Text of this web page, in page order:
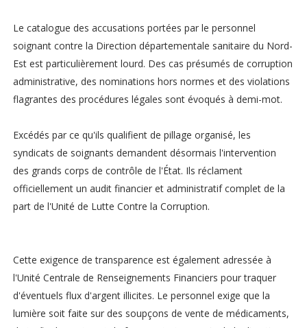
Le catalogue des accusations portées par le personnel
soignant contre la Direction départementale sanitaire du Nord-
Est est particulièrement lourd. Des cas présumés de corruption
administrative, des nominations hors normes et des violations
flagrantes des procédures légales sont évoqués à demi-mot.
Excédés par ce qu'ils qualifient de pillage organisé, les
syndicats de soignants demandent désormais l'intervention
des grands corps de contrôle de l'État. Ils réclament
officiellement un audit financier et administratif complet de la
part de l'Unité de Lutte Contre la Corruption.
Cette exigence de transparence est également adressée à
l'Unité Centrale de Renseignements Financiers pour traquer
d'éventuels flux d'argent illicites. Le personnel exige que la
lumière soit faite sur des soupçons de vente de médicaments,